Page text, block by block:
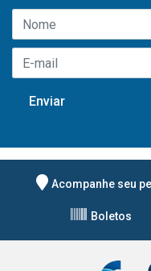
Acompanhe seu
Boletos